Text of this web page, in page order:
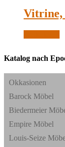
Vitrine,
Katalog nach
Okkasionen
Barock Möbel
Biedermeier
Empire Möbel
Louis-Seize